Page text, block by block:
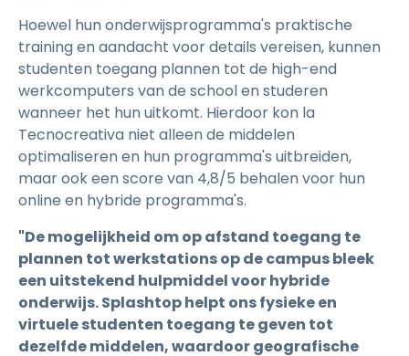
Hoewel hun onderwijsprogramma's praktische
training en aandacht voor details vereisen, kunnen
studenten toegang plannen tot de high-end
werkcomputers van de school en studeren
wanneer het hun uitkomt. Hierdoor kon la
Tecnocreativa niet alleen de middelen
optimaliseren en hun programma's uitbreiden,
maar ook een score van 4,8/5 behalen voor hun
online en hybride programma's.
"De mogelijkheid om op afstand toegang te
plannen tot werkstations op de campus bleek
een uitstekend hulpmiddel voor hybride
onderwijs. Splashtop helpt ons fysieke en
virtuele studenten toegang te geven tot
dezelfde middelen, waardoor geografische